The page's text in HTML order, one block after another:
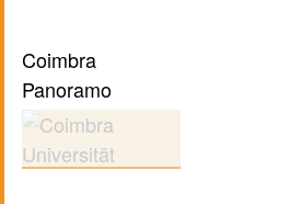
Coimbra
Panoramo